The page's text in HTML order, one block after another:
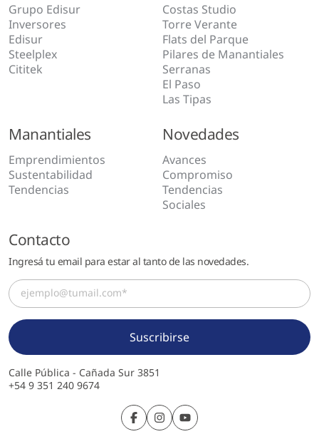
Grupo Edisur
Inversores
Edisur
Steelplex
Cititek
Costas Studio
Torre Verante
Flats del Parque
Pilares de Manantiales
Serranas
El Paso
Las Tipas
Manantiales
Emprendimientos
Sustentabilidad
Tendencias
Novedades
Avances
Compromiso
Tendencias
Sociales
Contacto
Ingresá tu email para estar al tanto de las novedades.
Calle Pública - Cañada Sur 3851
+54 9 351 240 9674